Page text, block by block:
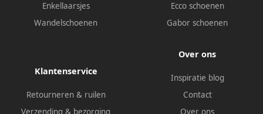
Enkellaarsjes
Wandelschoenen
Ecco schoenen
Gabor schoenen
Klantenservice
Retourneren & ruilen
Verzending & bezorging
Over ons
Inspiratie blog
Contact
Over ons